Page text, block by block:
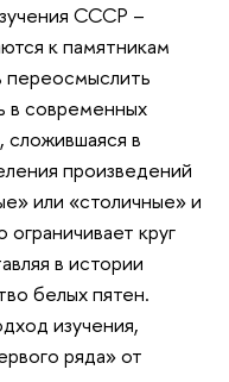
СССР –
к памятникам
переосмыслить
в современных
сложившаяся в
произведений
или «столичные» и
круг
в истории
белых пятен.
изучения,
ряда» от